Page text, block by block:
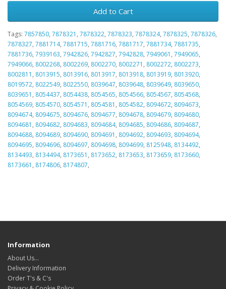
Add to Cart
Tags: 7857850, 7878321 , 7878322, 7878323, 7878324, 7878325, 7878326,
7878327, 7881714, 7881715, 7881716, 7881717, 7881734, 7881735,
7881736, 7939163, 7942826, 7942827, 7942828, 7949061 , 7949065,
7949066, 8002268, 8002269, 8002270, 8002271 , 8002272, 8002273,
8002811 , 8013915, 8013916, 8013917, 8013918, 8013919, 8013920,
8019572, 8022549, 8022550, 8039647, 8039648, 8039649, 8039650,
8039651 , 8054437, 8054438, 8054565, 8054566, 8054567, 8054568,
8054569, 8054570, 8054571 , 8054581 , 8054582, 8094672, 8094673,
8094674, 8094675, 8094676, 8094677, 8094678, 8094679, 8094680,
8094681 , 8094682, 8094683, 8094684, 8094685, 8094686, 8094687,
8094688, 8094689, 8094690, 8094691 , 8094692, 8094693, 8094694,
8094695, 8094696, 8094697, 8094698, 8094699, 8125948, 8134492,
8134493, 8134494, 8173651 , 8173652, 8173653, 8173659, 8173660,
8173661 , 8174806, 8174807,
Information
About Us…
Delivery Information
Order T's & C's